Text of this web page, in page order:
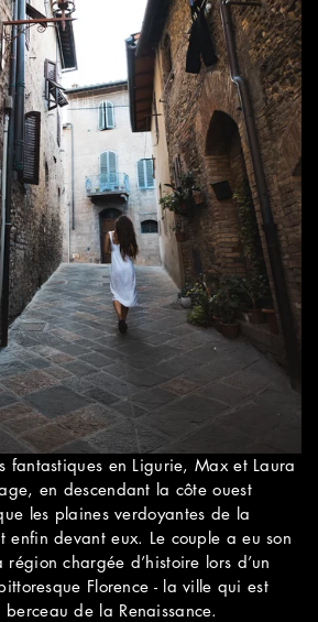
fantastiques en Ligurie, Max et Laura
en descendant la côte ouest
les plaines verdoyantes de la
enfin devant eux. Le couple a eu son
chargée d’histoire lors d’un
Florence - la ville qui est
de la Renaissance.